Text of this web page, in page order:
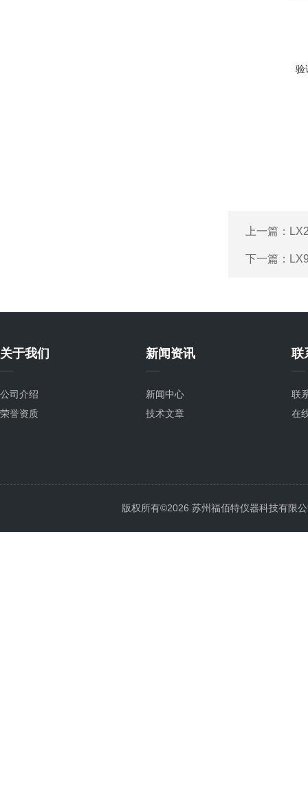
验
上一篇：
下一篇：
关于我们
公司介绍
荣誉资质
新闻资讯
新闻中心
技术文章
联
联
在
版权所有©2026 苏州福佰特仪器科技有限